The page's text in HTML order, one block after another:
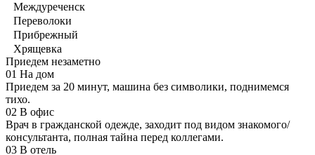
Междуреченск
Переволоки
Прибрежный
Хрящевка
Приедем незаметно
01 На дом
Приедем за 20 минут, машина без символики, поднимемся
тихо.
02 В офис
Врач в гражданской одежде, заходит под видом знакомого/
консультанта, полная тайна перед коллегами.
03 В отель